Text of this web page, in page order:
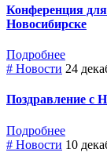
Конференция
Новосибирске
Подробнее
# Новости 24
Поздравление с
Подробнее
# Новости 10